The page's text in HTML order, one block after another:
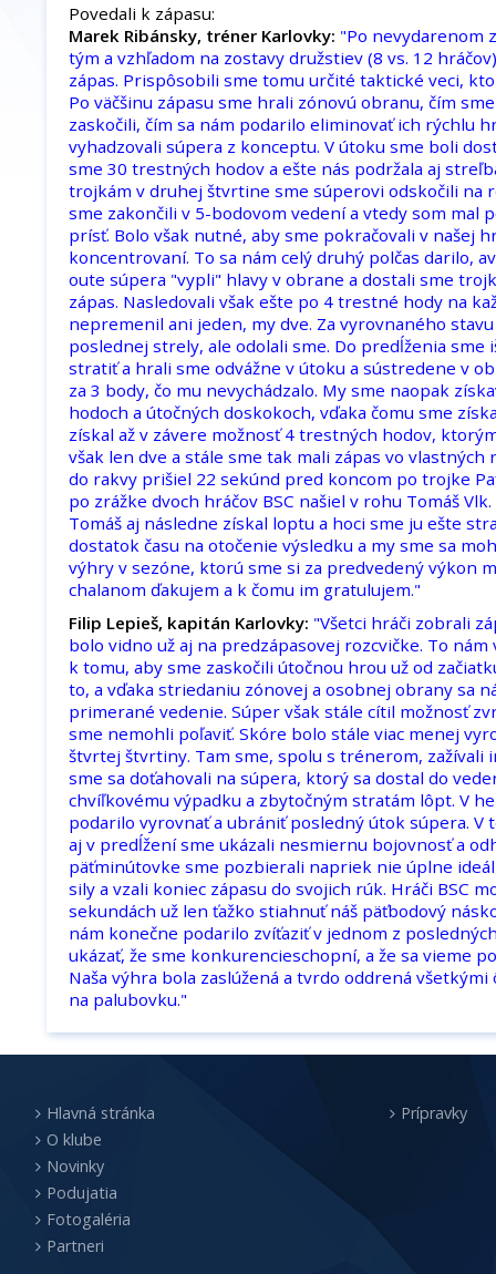
Povedali k zápasu:
Marek Ribánsky, tréner Karlovky: "Po nevydarenom
tým a vzhľadom na zostavy družstiev (8 vs. 12
zápas. Prispôsobili sme tomu určité taktické veci,
Po väčšinu zápasu sme hrali zónovú obranu, čím
zaskočili, čím sa nám podarilo eliminovať ich rýchlu
vyhadzovali súpera z konceptu. V útoku sme boli
sme 30 trestných hodov a ešte nás podržala aj
trojkám v druhej štvrtine sme súperovi odskočili na
sme zakončili v 5-bodovom vedení a vtedy som mal
prísť. Bolo však nutné, aby sme pokračovali v našej
koncentrovaní. To sa nám celý druhý polčas darilo,
oute súpera "vypli" hlavy v obrane a dostali sme
zápas. Nasledovali však ešte po 4 trestné hody na
nepremenil ani jeden, my dve. Za vyrovnaného
poslednej strely, ale odolali sme. Do predĺženia sme
stratiť a hrali sme odvážne v útoku a sústredene v
za 3 body, čo mu nevychádzalo. My sme naopak
hodoch a útočných doskokoch, vďaka čomu sme
získal až v závere možnosť 4 trestných hodov,
však len dve a stále sme tak mali zápas vo vlastných
do rakvy prišiel 22 sekúnd pred koncom po trojke
po zrážke dvoch hráčov BSC našiel v rohu Tomáš
Tomáš aj následne získal loptu a hoci sme ju ešte
dostatok času na otočenie výsledku a my sme sa
výhry v sezóne, ktorú sme si za predvedený výkon
chalanom ďakujem a k čomu im gratulujem."
Filip Lepieš, kapitán Karlovky: "Všetci hráči zobrali
bolo vidno už aj na predzápasovej rozcvičke. To
k tomu, aby sme zaskočili útočnou hrou už od
to, a vďaka striedaniu zónovej a osobnej obrany sa
primerané vedenie. Súper však stále cítil možnosť
sme nemohli poľaviť. Skóre bolo stále viac menej
štvrtej štvrtiny. Tam sme, spolu s trénerom, zažívali
sme sa doťahovali na súpera, ktorý sa dostal do
chvíľkovému výpadku a zbytočným stratám lôpt. V
podarilo vyrovnať a ubrániť posledný útok súpera. V
aj v predĺžení sme ukázali nesmiernu bojovnosť a
päťminútovke sme pozbierali napriek nie úplne
sily a vzali koniec zápasu do svojich rúk. Hráči BSC
sekundách už len ťažko stiahnuť náš päťbodový
nám konečne podarilo zvíťaziť v jednom z
ukázať, že sme konkurencieschopní, a že sa vieme
Naša výhra bola zaslúžená a tvrdo oddrená
na palubovku."
Hlavná stránka
O klube
Novinky
Podujatia
Fotogaléria
Partneri
Prípravky